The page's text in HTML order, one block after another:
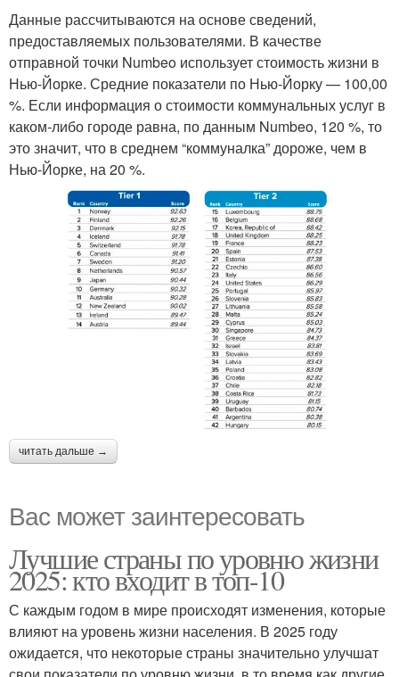
Данные рассчитываются на основе сведений,
предоставляемых пользователями. В качестве
отправной точки Numbeo использует стоимость жизни в
Нью-Йорке. Средние показатели по Нью-Йорку — 100,00
%. Если информация о стоимости коммунальных услуг в
каком-либо городе равна, по данным Numbeo, 120 %, то
это значит, что в среднем “коммуналка” дороже, чем в
Нью-Йорке, на 20 %.
читать дальше →
Вас может заинтересовать
Лучшие страны по уровню жизни
2025: кто входит в топ-10
С каждым годом в мире происходят изменения, которые
влияют на уровень жизни населения. В 2025 году
ожидается, что некоторые страны значительно улучшат